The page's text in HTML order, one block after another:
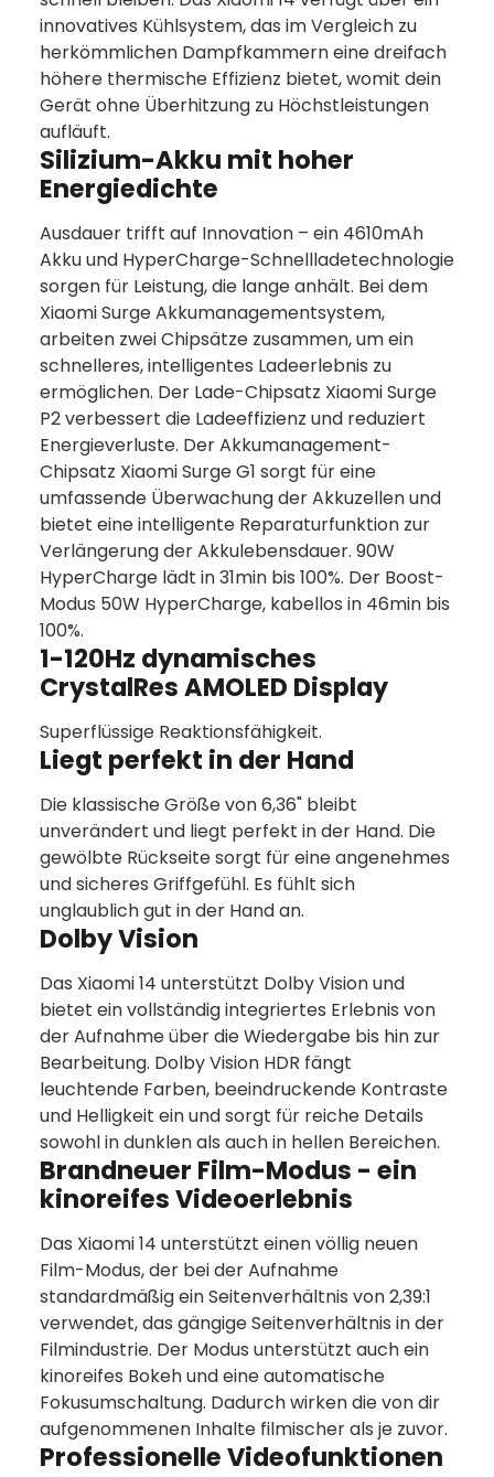
innovatives Kühlsystem, das im Vergleich zu
herkömmlichen Dampfkammern eine dreifach
höhere thermische Effizienz bietet, womit dein
Gerät ohne Überhitzung zu Höchstleistungen
aufläuft.
Silizium-Akku mit hoher
Energiedichte
Ausdauer trifft auf Innovation – ein 4610mAh
Akku und HyperCharge-Schnellladetechnologie
sorgen für Leistung, die lange anhält. Bei dem
Xiaomi Surge Akkumanagementsystem,
arbeiten zwei Chipsätze zusammen, um ein
schnelleres, intelligentes Ladeerlebnis zu
ermöglichen. Der Lade-Chipsatz Xiaomi Surge
P2 verbessert die Ladeeffizienz und reduziert
Energieverluste. Der Akkumanagement-
Chipsatz Xiaomi Surge G1 sorgt für eine
umfassende Überwachung der Akkuzellen und
bietet eine intelligente Reparaturfunktion zur
Verlängerung der Akkulebensdauer. 90W
HyperCharge lädt in 31min bis 100%. Der Boost-
Modus 50W HyperCharge, kabellos in 46min bis
100%.
1-120Hz dynamisches
CrystalRes AMOLED Display
Superflüssige Reaktionsfähigkeit.
Liegt perfekt in der Hand
Die klassische Größe von 6,36" bleibt
unverändert und liegt perfekt in der Hand. Die
gewölbte Rückseite sorgt für eine angenehmes
und sicheres Griffgefühl. Es fühlt sich
unglaublich gut in der Hand an.
Dolby Vision
Das Xiaomi 14 unterstützt Dolby Vision und
bietet ein vollständig integriertes Erlebnis von
der Aufnahme über die Wiedergabe bis hin zur
Bearbeitung. Dolby Vision HDR fängt
leuchtende Farben, beeindruckende Kontraste
und Helligkeit ein und sorgt für reiche Details
sowohl in dunklen als auch in hellen Bereichen.
Brandneuer Film-Modus - ein
kinoreifes Videoerlebnis
Das Xiaomi 14 unterstützt einen völlig neuen
Film-Modus, der bei der Aufnahme
standardmäßig ein Seitenverhältnis von 2,39:1
verwendet, das gängige Seitenverhältnis in der
Filmindustrie. Der Modus unterstützt auch ein
kinoreifes Bokeh und eine automatische
Fokusumschaltung. Dadurch wirken die von dir
aufgenommenen Inhalte filmischer als je zuvor.
Professionelle Videofunktionen